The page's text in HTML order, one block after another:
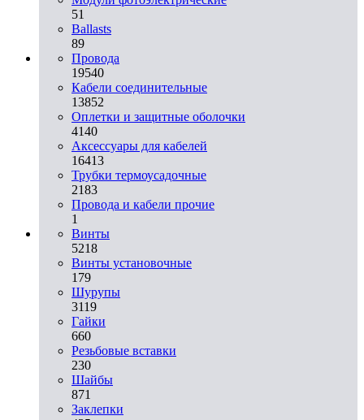
51
Ballasts
89
Провода
19540
Кабели соединительные
13852
Оплетки и защитные оболочки
4140
Аксессуары для кабелей
16413
Трубки термоусадочные
2183
Провода и кабели прочие
1
Винты
5218
Винты установочные
179
Шурупы
3119
Гайки
660
Резьбовые вставки
230
Шайбы
871
Заклепки